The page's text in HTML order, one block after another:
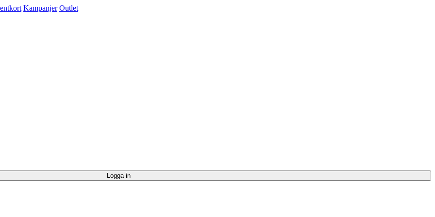
Kampanjer Outlet
Logga in